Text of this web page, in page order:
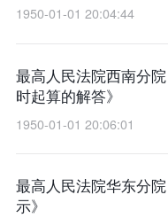
1950-01-01 20:04:44
最高人民法院西南分
时起算的解答》
1950-01-01 20:06:01
最高人民法院华东分
示》